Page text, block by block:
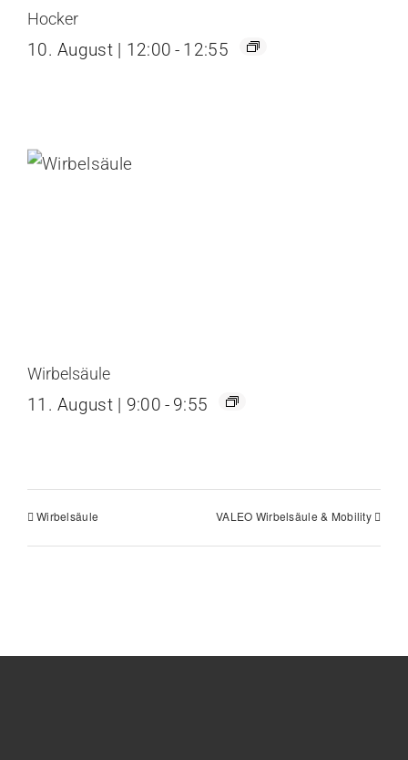
Hocker
10. August | 12:00 - 12:55
Wirbelsäule
11. August | 9:00 - 9:55
Wirbelsäule VALEO Wirbelsäule & Mobility